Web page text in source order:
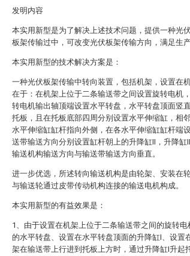
发明内容
本实用新型是为了解决上述技术问题，提供一种光
板架传输过中，可改变光伏板架传输方向，满足生产
本实用新型的技术解决方案是：
一种光伏板架传输中转向装置，包括机架，设置在
在于：在机架上位于二条输送带之间设置旋转电机
转电机输出轴顶端设置水平转盘，水平转盘顶面竖
托板，且在托板底部四周分别设置水平伸缩缸，相
水平伸缩缸缸杆指向外侧，在各水平伸缩缸缸杆端
送带输送方向分别设置缸杆朝上的升降缸II，升降缸
输送机构输送方向与输送带输送方向垂直。
进一步优选，所述转向输送机构是由轮架、安装在
与输送轮通过皮带传动机构连接的输送电机构成。
本实用新型的有益效果是：
1、由于设置在机架上位于二条输送带之间的旋转
的水平转盘、设置在水平转盘顶面的升降缸I、设置
架在输送带上行进到托板上方时，通过升降缸I升起